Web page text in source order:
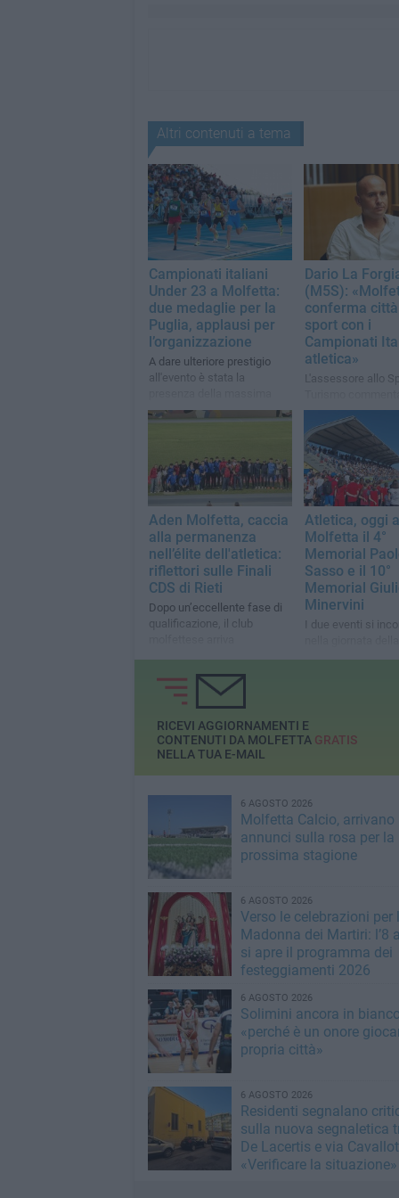
Altri contenuti a tema
Campionati italiani
Under 23 a Molfetta:
due medaglie per la
Puglia, applausi per
l’organizzazione
A dare ulteriore prestigio
all'evento è stata la
carica dell'atletica leggera:
Stefano Mei
Dario La
(M5S):
conferma
sport con i
Campionati
atletica»
L'assessore allo
grande successo
Campionati Italiani
atletica al "Cozzoli”
Aden Molfetta, caccia
alla permanenza
nell’élite dell'atletica:
riflettori sulle Finali
CDS di Rieti
Dopo un’eccellente fase di
qualificazione, il club
ambizioni
Atletica, oggi a
Molfetta il 4°
Memorial
Sasso e il 10°
Memorial
Minervini
I due eventi si
nella giornata
della Mamma,
RICEVI AGGIORNAMENTI E
CONTENUTI DA MOLFETTA GRATIS
NELLA TUA E-MAIL
6 AGOSTO 2026
Molfetta Calcio, arrivano
annunci sulla rosa per la
prossima stagione
6 AGOSTO 2026
Verso le celebrazioni per
Madonna dei Martiri: l’8
si apre il programma dei
festeggiamenti 2026
6 AGOSTO 2026
Solimini ancora in
«perché è un onore
propria città»
6 AGOSTO 2026
Residenti segnalano
sulla nuova segnaletica
De Lacertis e via
«Verificare la situazione»